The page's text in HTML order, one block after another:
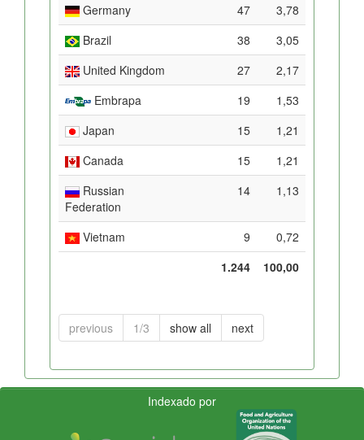
Germany
47
3,78
Brazil
38
3,05
United Kingdom
27
2,17
Embrapa
19
1,53
Japan
15
1,21
Canada
15
1,21
Russian
Federation
14 1,13
Vietnam 9
0,72
1.244
100,00
previous 1/3 show all next
Indexado por